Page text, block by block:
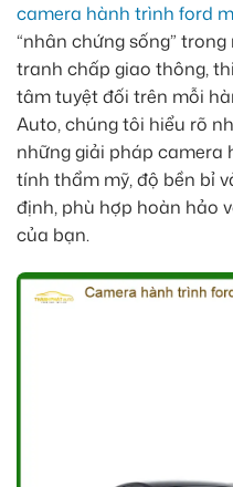
camera hành trình ford
“nhân chứng sống”
tranh chấp giao thông,
tâm tuyệt đối trên mỗi
Auto, chúng tôi hiểu rõ
những giải pháp camera
tính thẩm mỹ, độ bền bỉ
định, phù hợp hoàn hảo
của bạn.